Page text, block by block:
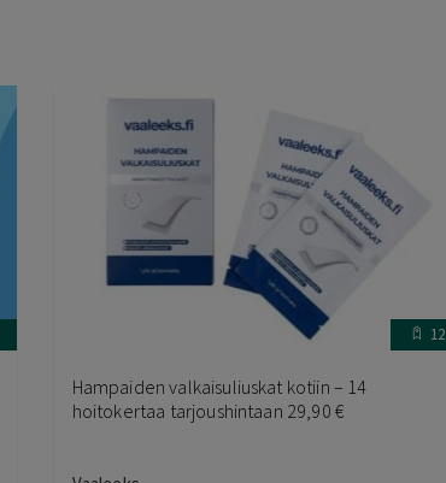
12
Hampaiden valkaisuliuskat kotiin – 14
hoitokertaa tarjoushintaan 29,90 €